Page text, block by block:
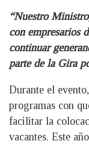
“Nuestro
con empresarios
continuar
parte de la Gira
Durante el
programas con
facilitar la
vacantes. Este